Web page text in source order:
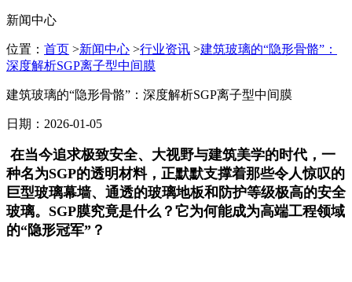
新闻中心
位置： 首页 >新闻中心 >行业资讯 >建筑玻璃的“隐形骨骼”：
深度解析SGP离子型中间膜
建筑玻璃的“隐形骨骼”：深度解析SGP离子型中间膜
日期：2026-01-05
在当今追求极致安全、大视野与建筑美学的时代，一
种名为SGP的透明材料，正默默支撑着那些令人惊叹的
巨型玻璃幕墙、通透的玻璃地板和防护等级极高的安全
玻璃。SGP膜究竟是什么？它为何能成为高端工程领域
的“隐形冠军”？